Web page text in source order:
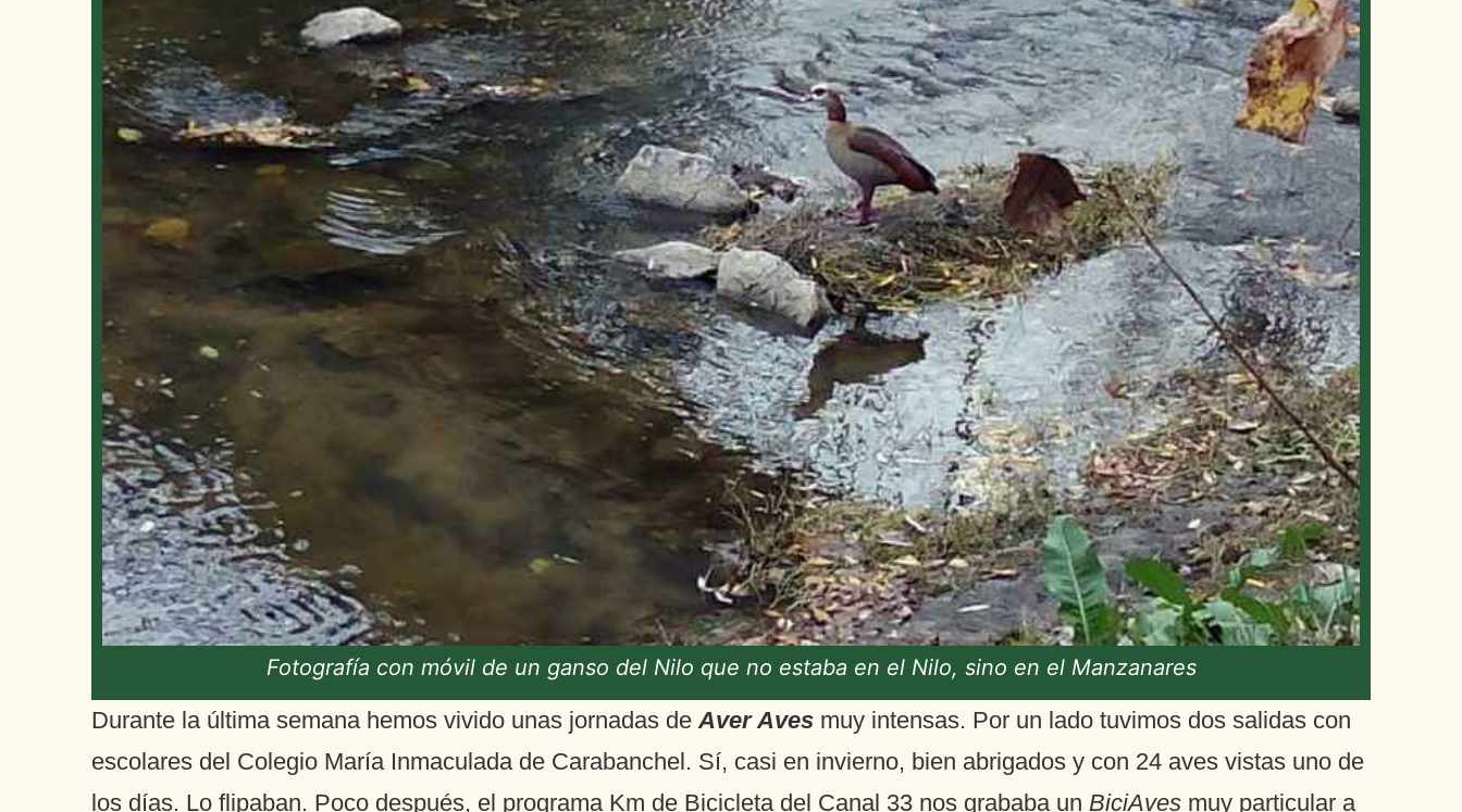
Fotografía con móvil de un ganso del Nilo que no estaba en el Nilo, sino en el Manzanares
Durante la última semana hemos vivido unas jornadas deAver Aves muy intensas. Por un lado tuvimos dos salidas con
escolares del Colegio María Inmaculada de Carabanchel. Sí, casi en invierno, bien abrigados y con 24 aves vistas uno de
los días. Lo flipaban. Poco después, el programa Km de Bicicleta del Canal 33 nos grababa un BiciAves muy particular a